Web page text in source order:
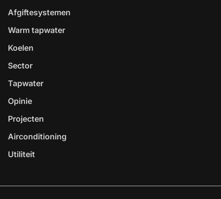
Afgiftesystemen
Warm tapwater
Koelen
Sector
Tapwater
Opinie
Projecten
Airconditioning
Utiliteit